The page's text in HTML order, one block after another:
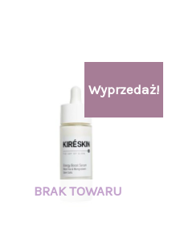
Wyprzedaż!
cena
wynosiła:
131,00 zł.
cena
109,00 zł.